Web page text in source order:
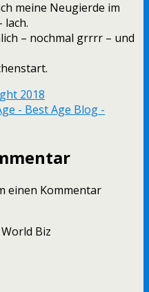
meine Neugierde im
lach.
– nochmal grrrr – und
2018
- Best Age Blog -
einen Kommentar
Biz